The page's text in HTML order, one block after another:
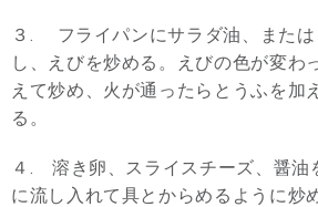
３. フライパンにサラダ油、または
し、えびを炒める。えびの色が変わ
えて炒め、火が通ったらとうふを加
る。
４. 溶き卵、スライスチーズ、醤油
に流し入れて具とからめるように炒